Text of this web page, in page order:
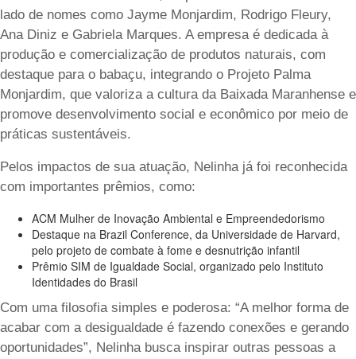
lado de nomes como Jayme Monjardim, Rodrigo Fleury,
Ana Diniz e Gabriela Marques. A empresa é dedicada à
produção e comercialização de produtos naturais, com
destaque para o babaçu, integrando o Projeto Palma
Monjardim, que valoriza a cultura da Baixada Maranhense e
promove desenvolvimento social e econômico por meio de
práticas sustentáveis.
Pelos impactos de sua atuação, Nelinha já foi reconhecida
com importantes prêmios, como:
ACM Mulher de Inovação Ambiental e Empreendedorismo
Destaque na Brazil Conference, da Universidade de Harvard,
pelo projeto de combate à fome e desnutrição infantil
Prêmio SIM de Igualdade Social, organizado pelo Instituto
Identidades do Brasil
Com uma filosofia simples e poderosa: “A melhor forma de
acabar com a desigualdade é fazendo conexões e gerando
oportunidades”, Nelinha busca inspirar outras pessoas a